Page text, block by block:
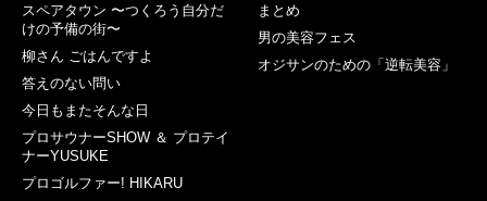
スペアタウン 〜つくろう自分だ
けの予備の街〜
柳さん ごはんですよ
答えのない問い
今日もまたそんな日
プロサウナーSHOW ＆ プロテイ
ナーYUSUKE
プロゴルファー! HIKARU
まとめ
男の美容フェス
オジサンのための「逆転美容」